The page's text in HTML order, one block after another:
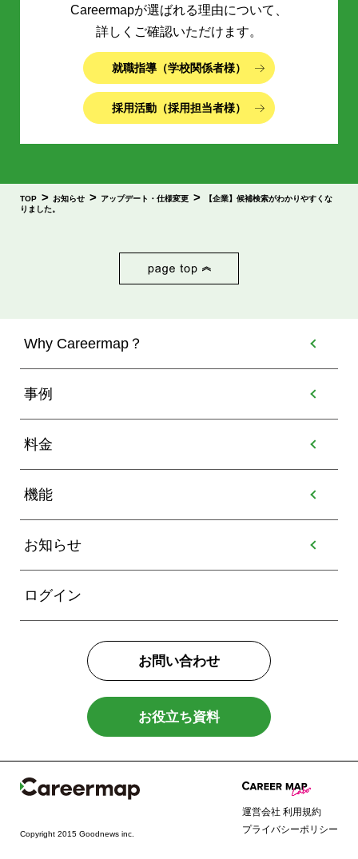
Careermapが選ばれる理由について、
詳しくご確認いただけます。
就職指導（学校関係者様）
採用活動（採用担当者様）
TOP > お知らせ > アップデート・仕様変更 >
【企業】候補検索がわかりやすくな
りました。
Why Careermap？
事例
料金
機能
お知らせ
ログイン
お問い合わせ
お役立ち資料
Copyright 2015 Goodnews inc.
運営会社 利用規約
プライバシーポリシー